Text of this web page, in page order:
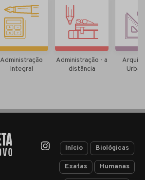
Administração
Integral
Administração - a
distância
Início Biológicas
Exatas Humanas